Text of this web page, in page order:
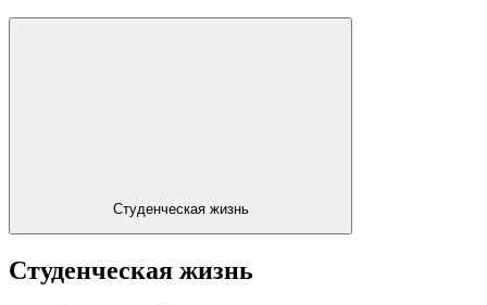
Студенческая жизнь
Студенческая жизнь